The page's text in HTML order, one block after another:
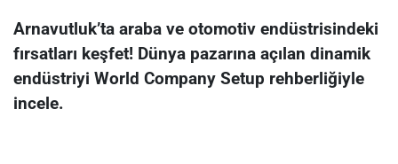
Arnavutluk’ta araba ve otomotiv endüstrisindeki
fırsatları keşfet! Dünya pazarına açılan dinamik
endüstriyi World Company Setup rehberliğiyle
incele.